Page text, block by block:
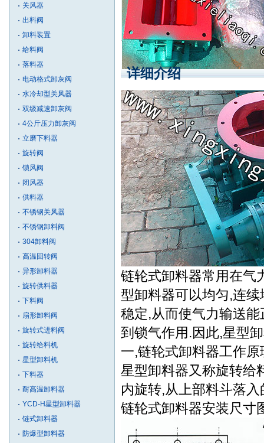
关风器
出料阀
卸料装置
给料阀
落料器
电动格式卸灰阀
水冷却型关风器
双级减速卸灰阀
4公斤压力卸灰阀
立磨下料器
旋转阀
锁风阀
闭风器
供料器
不锈钢关风器
不锈钢卸料阀
304卸料阀
高温回转阀
异形卸料器
旋转供料器
下料阀
扇形卸料阀
旋转式进料阀
旋转给料机
星型卸料机
下料器
耐高温卸料器
YCD-H星型卸料器
链式卸料器
防爆型卸料器
详细介绍
链轮式卸料器常用在气
型卸料器可以均匀,连
稳定,从而使气力输送
到锁气作用.因此,星型
一,链轮式卸料器工作原
星型卸料器又称旋转给
内旋转,从上部料斗落
链轮式卸料器安装尺寸